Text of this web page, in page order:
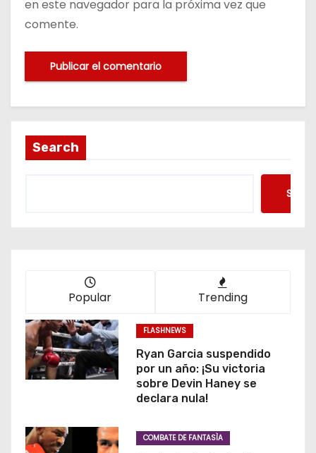
en este navegador para la próxima vez que
comente.
Search
Popular Trending
FLASHNEWS
Ryan Garcia suspendido
por un año: ¡Su victoria
sobre Devin Haney se
declara nula!
COMBATE DE FANTASÌA